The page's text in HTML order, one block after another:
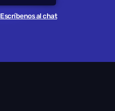
Escríbenos al chat